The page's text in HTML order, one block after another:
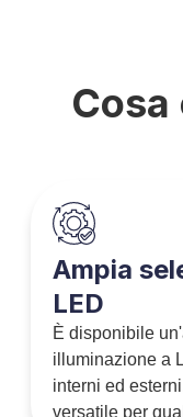
Cosa
Ampia
LED
È disponibile
illuminazione a
interni ed
versatile per